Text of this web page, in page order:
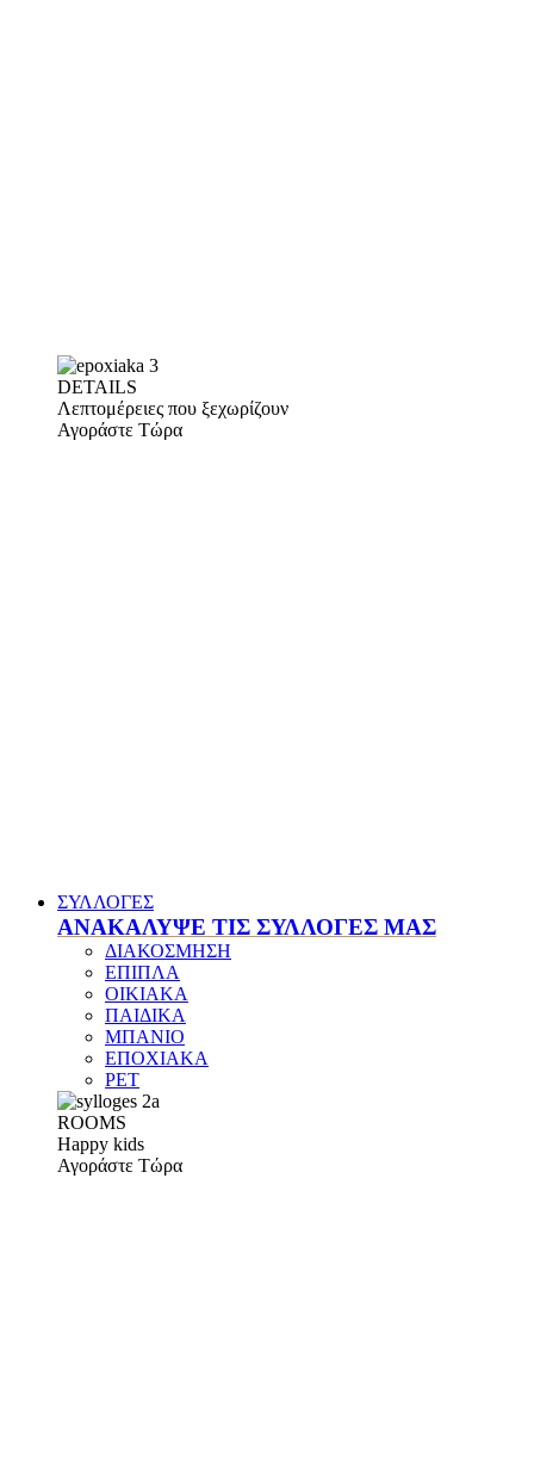
DETAILS
Λεπτομέρειες που ξεχωρίζουν
Αγοράστε Τώρα
ΣΥΛΛΟΓΕΣ
ΑΝΑΚΑΛΥΨΕ ΤΙΣ ΣΥΛΛΟΓΕΣ ΜΑΣ
ΔΙΑΚΟΣΜΗΣΗ
ΕΠΙΠΛΑ
ΟΙΚΙΑΚΑ
ΠΑΙΔΙΚΑ
ΜΠΑΝΙΟ
ΕΠΟΧΙΑΚΑ
PET
ROOMS
Happy kids
Αγοράστε Τώρα